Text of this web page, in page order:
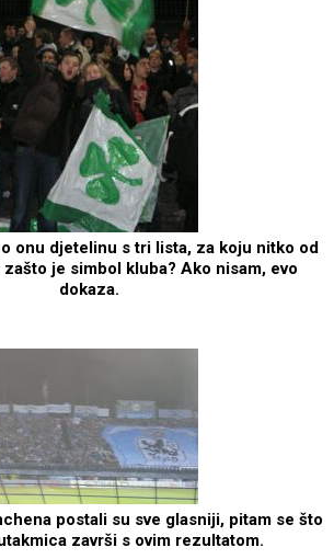
onu djetelinu s tri lista, za koju nitko od
je simbol kluba? Ako nisam, evo
dokaza.
postali su sve glasniji, pitam se što
završi s ovim rezultatom.